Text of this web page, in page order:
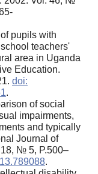
pupils with
teachers'
area in Uganda
Education.
doi:
.
of social
impairments,
and typically
Journal of
18, № 5, P.500–
.